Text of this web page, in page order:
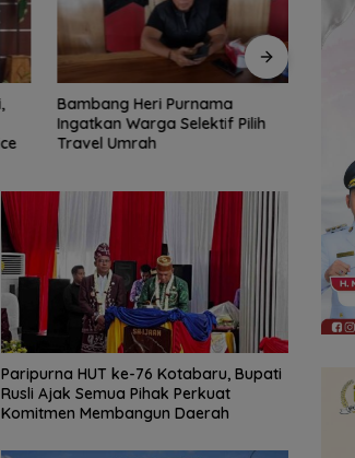
Bangun Banua Gandeng Media,
Perkuat Transparansi
Paripurna HUT ke-76 Kotabaru, Bupati
Rusli Ajak Semua Pihak Perkuat
Komitmen Membangun Daerah